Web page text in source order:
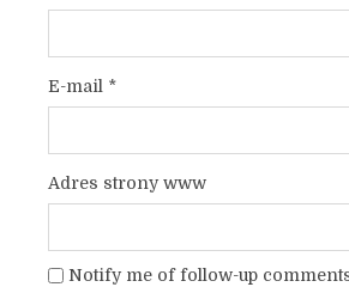
E-mail *
Adres strony www
Notify me of follow-up